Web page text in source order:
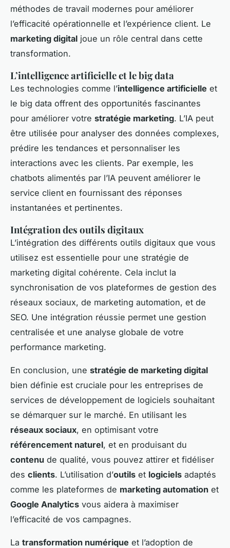
méthodes de travail modernes pour améliorer
l’efficacité opérationnelle et l’expérience client. Le
marketing digital joue un rôle central dans cette
transformation.
L’intelligence artificielle et le big data
Les technologies comme l’intelligence artificielle et
le big data offrent des opportunités fascinantes
pour améliorer votre stratégie marketing. L’IA peut
être utilisée pour analyser des données complexes,
prédire les tendances et personnaliser les
interactions avec les clients. Par exemple, les
chatbots alimentés par l’IA peuvent améliorer le
service client en fournissant des réponses
instantanées et pertinentes.
Intégration des outils digitaux
L’intégration des différents outils digitaux que vous
utilisez est essentielle pour une stratégie de
marketing digital cohérente. Cela inclut la
synchronisation de vos plateformes de gestion des
réseaux sociaux, de marketing automation, et de
SEO. Une intégration réussie permet une gestion
centralisée et une analyse globale de votre
performance marketing.
En conclusion, une stratégie de marketing digital
bien définie est cruciale pour les entreprises de
services de développement de logiciels souhaitant
se démarquer sur le marché. En utilisant les
réseaux sociaux, en optimisant votre
référencement naturel, et en produisant du
contenu de qualité, vous pouvez attirer et fidéliser
des clients. L’utilisation d’outils et logiciels adaptés
comme les plateformes de marketing automation et
Google Analytics vous aidera à maximiser
l’efficacité de vos campagnes.
La transformation numérique et l’adoption de